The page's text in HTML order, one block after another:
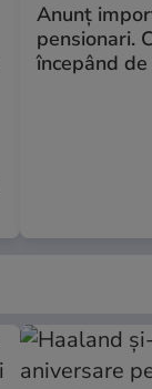
Anunț
pensionari.
începând